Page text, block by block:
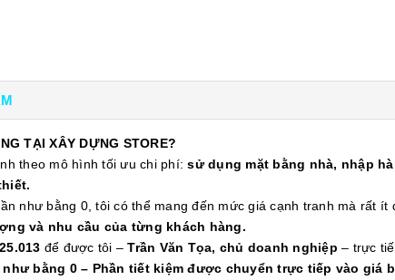
TẠI XÂY DỰNG STORE?
theo mô hình tối ưu chi phí:sử dụng mặt bằng nhà, nhập
như bằng 0, tôi có thể mang đến mức giá cạnh tranh mà rất
và nhu cầu của từng khách hàng.
để được tôi –Trần Văn Tọa, chủ doanh nghiệp – trực
bằng 0 – Phần tiết kiệm được chuyển trực tiếp vào giá